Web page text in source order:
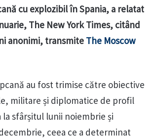
cu explozibil în Spania, a relatat
The New York Times, citând
anonimi, transmite The Moscow
au fost trimise către obiective
militare și diplomatice de profil
sfârșitul lunii noiembrie și
ceea ce a determinat